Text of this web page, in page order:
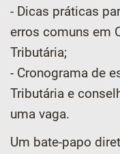
- Dicas práticas
erros comuns em
Tributária;
- Cronograma de
Tributária e
uma vaga.
Um bate-papo